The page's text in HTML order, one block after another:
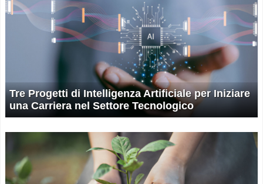
Tre Progetti di Intelligenza Artificiale per Iniziare
una Carriera nel Settore Tecnologico